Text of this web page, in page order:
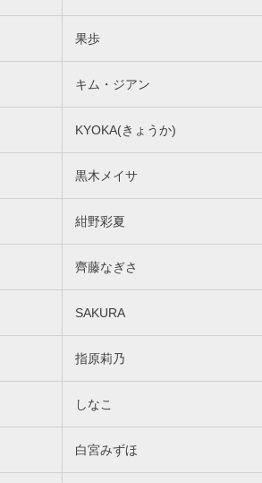
果歩
キム・ジアン
KYOKA(きょうか)
黒木メイサ
紺野彩夏
齊藤なぎさ
SAKURA
指原莉乃
しなこ
白宮みずほ